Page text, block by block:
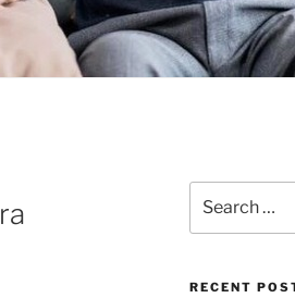
for:
RECENT